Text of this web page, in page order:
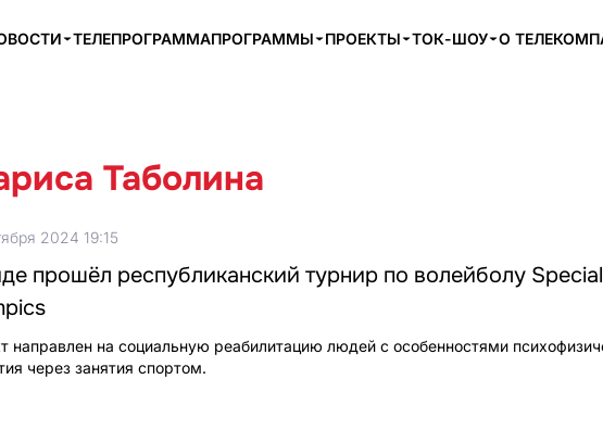
ТЕЛЕПРОГРАММАПРОГРАММЫ ПРОЕКТЫ ТОК-ШОУ О
Таболина
2024 19:15
прошёл республиканский турнир по волейболу Special
направлен на социальную реабилитацию людей с особенностями
через занятия спортом.